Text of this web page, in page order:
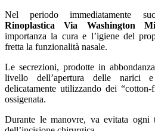
Nel periodo immediatamente
Rinoplastica Via Washington
importanza la cura e l’igiene del
fretta la funzionalità nasale.
Le secrezioni, prodotte in
livello dell’apertura delle narici e
delicatamente utilizzando dei
ossigenata.
Durante le manovre, va evitata